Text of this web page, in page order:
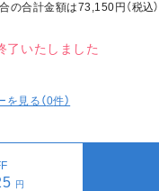
の合計金額は73,150円（税込
了いたしました
見る（0件）
円